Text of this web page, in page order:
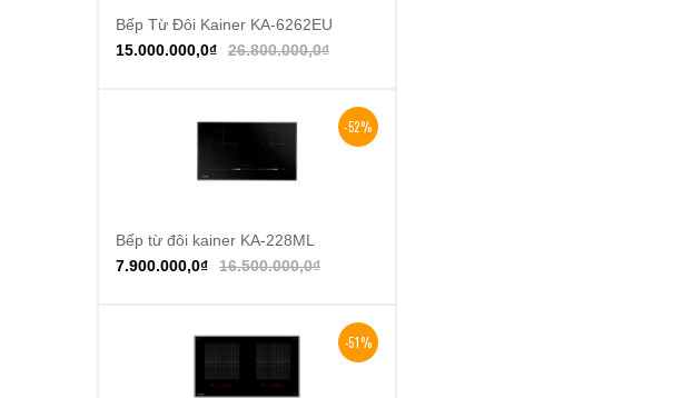
Thêm vào giỏ hàng
Bếp Từ Đôi Kainer KA-6262EU
26.800.000,0₫
15.000.000,0₫
-52%
Thêm vào giỏ hàng
Bếp từ đôi kainer KA-228ML
16.500.000,0₫
7.900.000,0₫
-51%